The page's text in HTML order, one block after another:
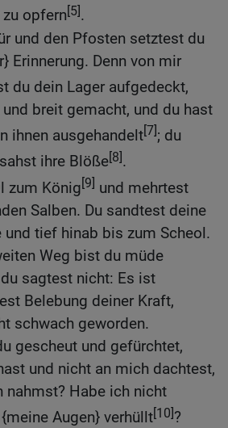
opfern[5].
und den Pfosten setztest du
Erinnerung. Denn von mir
du dein Lager aufgedeckt,
breit gemacht, und du hast
ihnen ausgehandelt[7]; du
ihre Blöße[8].
zum König[9] und mehrtest
Salben. Du sandtest deine
und tief hinab bis zum Scheol.
Weg bist du müde
sagtest nicht: Es ist
Belebung deiner Kraft,
schwach geworden.
gescheut und gefürchtet,
und nicht an mich dachtest,
nahmst? Habe ich nicht
Augen} verhüllt[10]?